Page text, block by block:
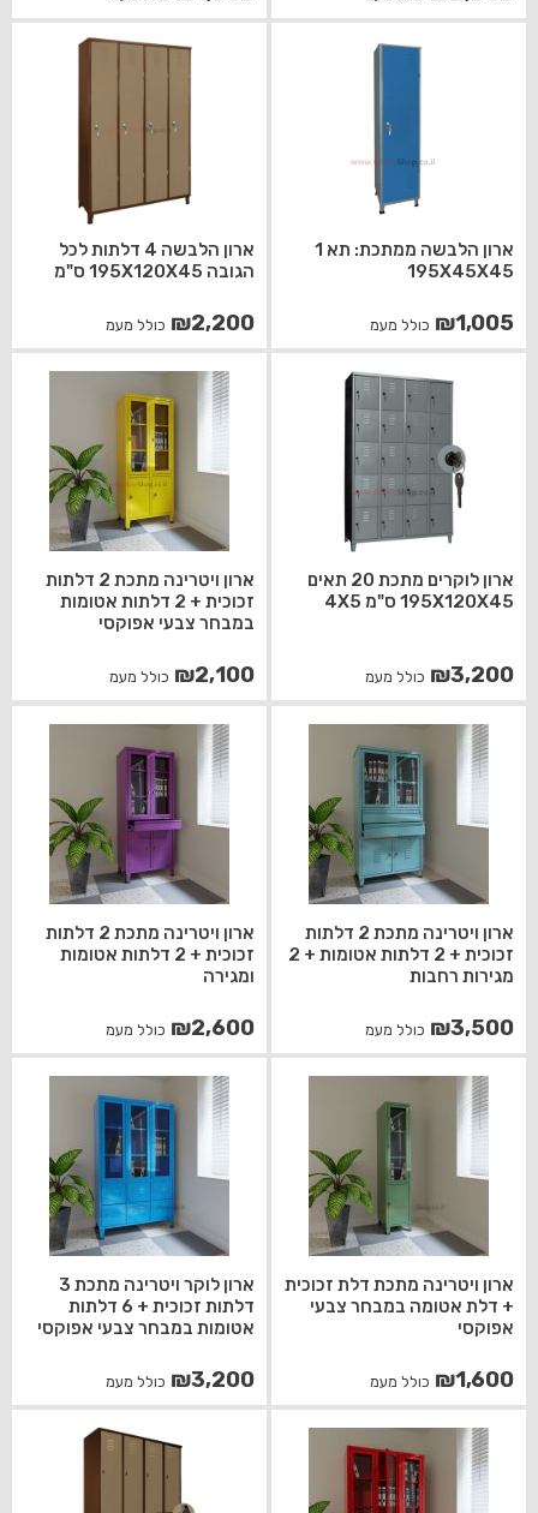
ארון הלבשה ממתכת: תא 1
195X45X45
₪1,005 כולל מעמ
ארון הלבשה 4 דלתות לכל
הגובה 195X120X45 ס"מ
₪2,200 כולל מעמ
ארון לוקרים מתכת 20 תאים
195X120X45 ס"מ 4X5
₪3,200 כולל מעמ
ארון ויטרינה מתכת 2 דלתות
זכוכית + 2 דלתות אטומות
במבחר צבעי אפוקסי
₪2,100 כולל מעמ
ארון ויטרינה מתכת 2 דלתות
זכוכית + 2 דלתות אטומות + 2
מגירות רחבות
₪3,500 כולל מעמ
ארון ויטרינה מתכת 2 דלתות
זכוכית + 2 דלתות אטומות
ומגירה
₪2,600 כולל מעמ
ארון ויטרינה מתכת דלת זכוכית
+ דלת אטומה במבחר צבעי
אפוקסי
₪1,600 כולל מעמ
ארון לוקר ויטרינה מתכת 3
דלתות זכוכית + 6 דלתות
אטומות במבחר צבעי אפוקסי
₪3,200 כולל מעמ